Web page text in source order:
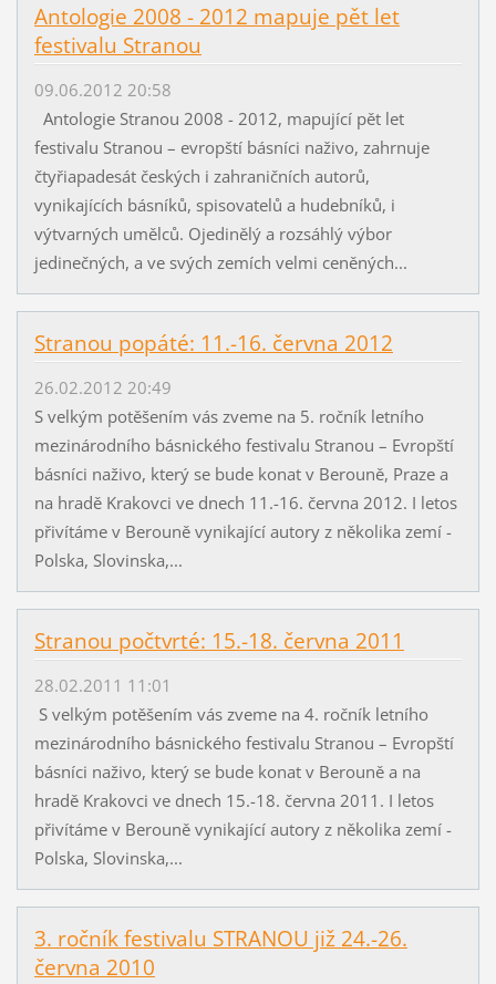
Antologie 2008 - 2012 mapuje pět let
festivalu Stranou
09.06.2012 20:58
Antologie Stranou 2008 - 2012, mapující pět let
festivalu Stranou – evropští básníci naživo, zahrnuje
čtyřiapadesát českých i zahraničních autorů,
vynikajících básníků, spisovatelů a hudebníků, i
výtvarných umělců. Ojedinělý a rozsáhlý výbor
jedinečných, a ve svých zemích velmi ceněných...
Stranou popáté: 11.-16. června 2012
26.02.2012 20:49
S velkým potěšením vás zveme na 5. ročník letního
mezinárodního básnického festivalu Stranou – Evropští
básníci naživo, který se bude konat v Berouně, Praze a
na hradě Krakovci ve dnech 11.-16. června 2012. I letos
přivítáme v Berouně vynikající autory z několika zemí -
Polska, Slovinska,...
Stranou počtvrté: 15.-18. června 2011
28.02.2011 11:01
S velkým potěšením vás zveme na 4. ročník letního
mezinárodního básnického festivalu Stranou – Evropští
básníci naživo, který se bude konat v Berouně a na
hradě Krakovci ve dnech 15.-18. června 2011. I letos
přivítáme v Berouně vynikající autory z několika zemí -
Polska, Slovinska,...
3. ročník festivalu STRANOU již 24.-26.
června 2010